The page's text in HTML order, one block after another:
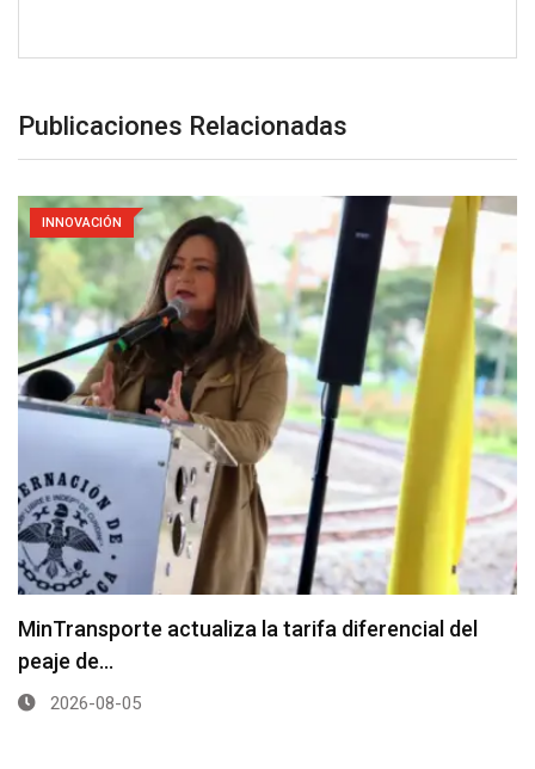
Publicaciones Relacionadas
INNOVACIÓN
MinTransporte actualiza la tarifa diferencial del
peaje de…
2026-08-05